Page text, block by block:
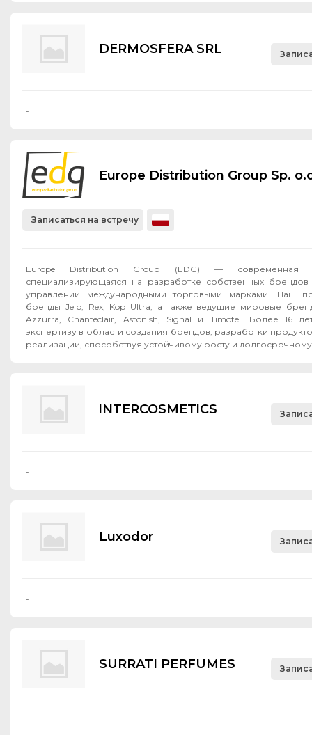
DERMOSFERA SRL
-
Europe Distribution Group Sp.
Записаться на встречу
Europe Distribution Group (EDG) — современная
специализирующаяся на разработке собственных брендов
управлении международными торговыми марками. Наш
бренды Jelp, Rex, Kop Ultra, а также ведущие мировые
Azzurra, Chanteclair, Astonish, Signal и Timotei. Более 16
экспертизу в области создания брендов, разработки
реализации, способствуя устойчивому росту и
lNTERCOSMETlCS
-
Luхоdоr
-
SURRATI PERFUMES
-